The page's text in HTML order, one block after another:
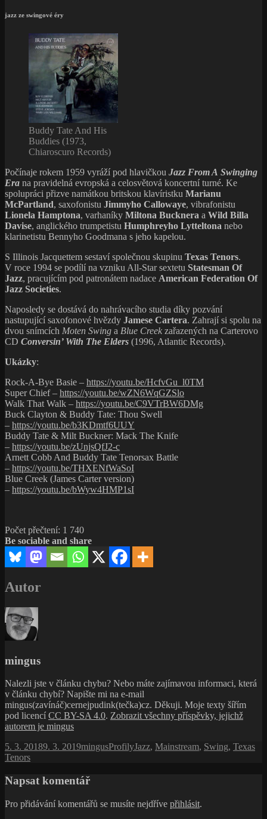
jazz ze swingové éry
Buddy Tate And His
Buddies (1973,
Chiaroscuro Records)
Počínaje rokem 1959 vyráží pod hlavičkou Jazz From A Swinging
Era na pravidelná evropská a celosvětová koncertní turné. Ke
spolupráci přizve namátkou britskou klavíristku Marianu
McPartland, saxofonistu Jimmyho Callowaye, vibrafonistu
Lionela Hamptona, varhaníky Miltona Bucknera a Wild Billa
Davise, anglického trumpetistu Humphreyho Lytteltona nebo
klarinetistu Bennyho Goodmana s jeho kapelou.
S Illinois Jacquettem sestaví společnou skupinu Texas Tenors.
V roce 1994 se podílí na vzniku All-Star sextetu Statesman Of
Jazz, pracujícím pod patronátem nadace American Federation Of
Jazz Societies.
Naposledy se dostává do nahrávacího studia díky pozvání
nastupující saxofonové hvězdy Jamese Cartera. Zahrají si spolu na
dvou snímcích Moten Swing a Blue Creek zařazených na Carterovo
CD Conversin’ With The Elders (1996, Atlantic Records).
Ukázky:
Rock-A-Bye Basie – https://youtu.be/HcfvGu_l0TM
Super Chief – https://youtu.be/wZN6WqGZSlo
Walk That Walk – https://youtu.be/C9VTrBW6DMg
Buck Clayton & Buddy Tate: Thou Swell
– https://youtu.be/b3KDmtf6UUY
Buddy Tate & Milt Buckner: Mack The Knife
– https://youtu.be/zUnjsQfJ2-c
Arnett Cobb And Buddy Tate Tenorsax Battle
– https://youtu.be/THXENfWaSoI
Blue Creek (James Carter version)
– https://youtu.be/bWyw4HMP1sI
Počet přečtení: 1 740
Be sociable and share
Autor
mingus
Nalezli jste v článku chybu? Nebo máte zajímavou informaci, která
v článku chybí? Napište mi na e-mail
mingus(zavínáč)cernejpudink(tečka)cz. Děkuji. Moje texty šířím
pod licencí CC BY-SA 4.0. Zobrazit všechny příspěvky, jejichž
autorem je mingus
Publikováno:
5. 3. 20189. 3. 2019Autor:
mingusRubriky:
ProfilyŠtítky:
Jazz, Mainstream, Swing, Texas
Tenors
Napsat komentář
Pro přidávání komentářů se musíte nejdříve přihlásit.